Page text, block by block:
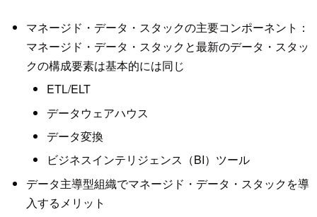
マネージド・データ・スタックの主要コンポーネント：
マネージド・データ・スタックと最新のデータ・スタッ
クの構成要素は基本的には同じ
ETL/ELT
データウェアハウス
データ変換
ビジネスインテリジェンス（BI）ツール
データ主導型組織でマネージド・データ・スタックを導
入するメリット